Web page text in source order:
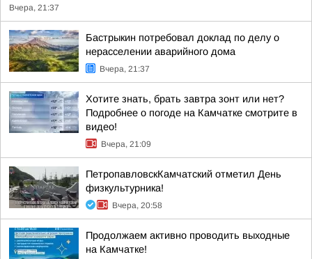
Вчера, 21:37
Бастрыкин потребовал доклад по делу о
нерасселении аварийного дома
Вчера, 21:37
Хотите знать, брать завтра зонт или нет?
Подробнее о погоде на Камчатке смотрите в
видео!
Вчера, 21:09
ПетропавловскКамчатский отметил День
физкультурника!
Вчера, 20:58
Продолжаем активно проводить выходные
на Камчатке!